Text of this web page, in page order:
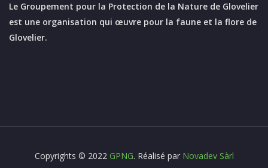
Le Groupement pour la Protection de la Nature de Glovelier
est une organisation qui œuvre pour la faune et la flore de
Glovelier.
Copyrights © 2022GPNG. Réalisé par Novadev Sàrl